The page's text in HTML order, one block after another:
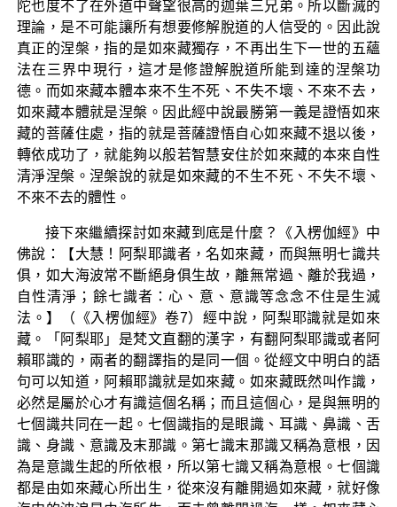
陀也度不了在外道中聲望很高的迦葉三兄弟。所以斷滅的
理論，是不可能讓所有想要修解脫道的人信受的。因此說
真正的涅槃，指的是如來藏獨存，不再出生下一世的五蘊
法在三界中現行，這才是修證解脫道所能到達的涅槃功
德。而如來藏本體本來不生不死、不失不壞、不來不去，
如來藏本體就是涅槃。因此經中說最勝第一義是證悟如來
藏的菩薩住處，指的就是菩薩證悟自心如來藏不退以後，
轉依成功了，就能夠以般若智慧安住於如來藏的本來自性
清淨涅槃。涅槃說的就是如來藏的不生不死、不失不壞、
不來不去的體性。
接下來繼續探討如來藏到底是什麼？《入楞伽經》中
佛說：【大慧！阿梨耶識者，名如來藏，而與無明七識共
俱，如大海波常不斷絕身俱生故，離無常過、離於我過，
自性清淨；餘七識者：心、意、意識等念念不住是生滅
法。】（《入楞伽經》卷7）經中說，阿梨耶識就是如來
藏。「阿梨耶」是梵文直翻的漢字，有翻阿梨耶識或者阿
賴耶識的，兩者的翻譯指的是同一個。從經文中明白的語
句可以知道，阿賴耶識就是如來藏。如來藏既然叫作識，
必然是屬於心才有識這個名稱；而且這個心，是與無明的
七個識共同在一起。七個識指的是眼識、耳識、鼻識、舌
識、身識、意識及末那識。第七識末那識又稱為意根，因
為是意識生起的所依根，所以第七識又稱為意根。七個識
都是由如來藏心所出生，從來沒有離開過如來藏，就好像